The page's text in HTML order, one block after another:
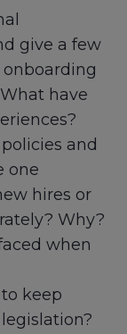
give a few
have
and
one
hires or
Why?
when
keep